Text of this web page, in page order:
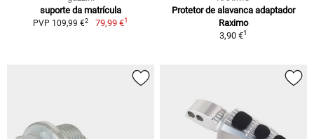
suporte da matrícula
PVP 109,99 €2 79,99 €1
Protetor de alavanca adaptador
Raximo
3,90 €1